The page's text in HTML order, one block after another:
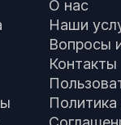
О нас
Наши
Вопросы
Контакты